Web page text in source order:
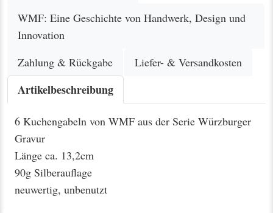
WMF: Eine Geschichte von Handwerk, Design und
Innovation
Zahlung & Rückgabe
Liefer- & Versandkosten
Artikelbeschreibung
6 Kuchengabeln von WMF aus der Serie Würzburger
Gravur
Länge ca. 13,2cm
90g Silberauflage
neuwertig, unbenutzt